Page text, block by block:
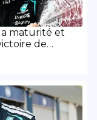
maturité et
de
»